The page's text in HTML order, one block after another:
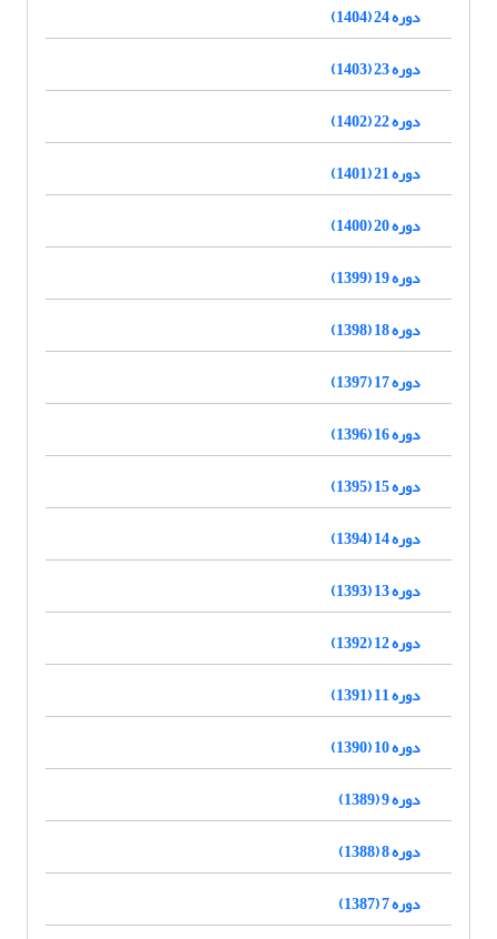
دوره 24 (1404)
دوره 23 (1403)
دوره 22 (1402)
دوره 21 (1401)
دوره 20 (1400)
دوره 19 (1399)
دوره 18 (1398)
دوره 17 (1397)
دوره 16 (1396)
دوره 15 (1395)
دوره 14 (1394)
دوره 13 (1393)
دوره 12 (1392)
دوره 11 (1391)
دوره 10 (1390)
دوره 9 (1389)
دوره 8 (1388)
دوره 7 (1387)